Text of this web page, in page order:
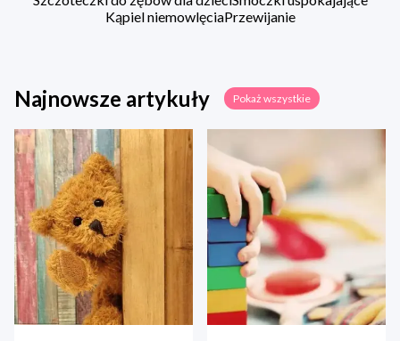
Kąpiel niemowlęciaPrzewijanie
Najnowsze artykuły Pokaż wszystkie